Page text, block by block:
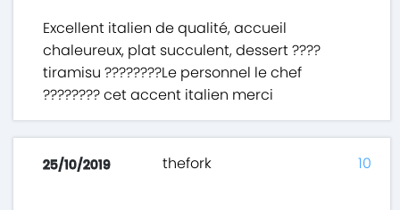
Excellent italien de qualité, accueil
chaleureux, plat succulent, dessert ????
tiramisu ????????Le personnel le chef
????‍???? cet accent italien merci
25/10/2019 thefork 10